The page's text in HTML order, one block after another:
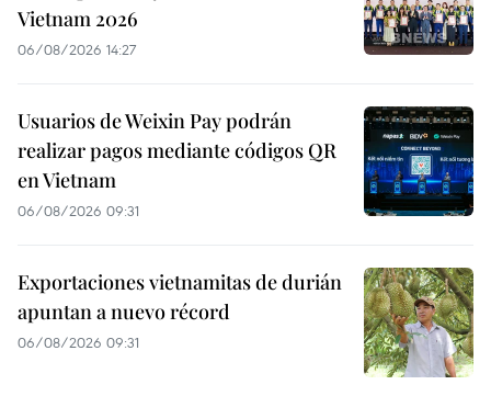
Vietnam 2026
06/08/2026 14:27
Usuarios de Weixin Pay podrán
realizar pagos mediante códigos QR
en Vietnam
06/08/2026 09:31
Exportaciones vietnamitas de durián
apuntan a nuevo récord
06/08/2026 09:31